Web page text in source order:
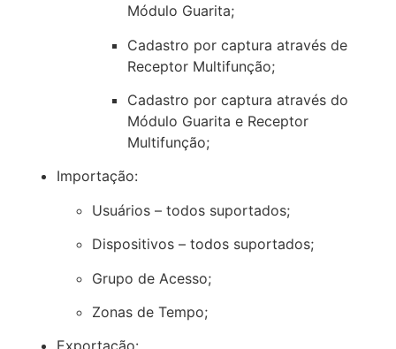
Módulo Guarita;
Cadastro por captura através de
Receptor Multifunção;
Cadastro por captura através do
Módulo Guarita e Receptor
Multifunção;
Importação:
Usuários – todos suportados;
Dispositivos – todos suportados;
Grupo de Acesso;
Zonas de Tempo;